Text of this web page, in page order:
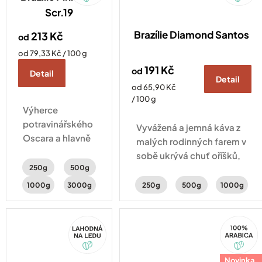
Scr.19
od 213 Kč
Měrná
od 79,33 Kč / 100 g
Detail
Výherce
potravinářského
Oscara a hlavně
káva. V plném
těle ucítíte
intenzivní chuť
čokolády,
250g
500g
1000g
3000g
Brazílie Diamond Santos
od 191 Kč
Měrná
cena:
od 65,90 Kč
/ 100 g
Detail
Vyvážená a jemná káva z
malých rodinných farem v
sobě ukrývá chuť oříšků,
ovoce.
250g 500g 1000g
Arabica